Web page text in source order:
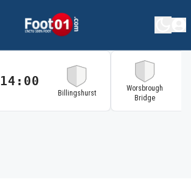
14:00
Billingshurst
Worsbrough
Bridge